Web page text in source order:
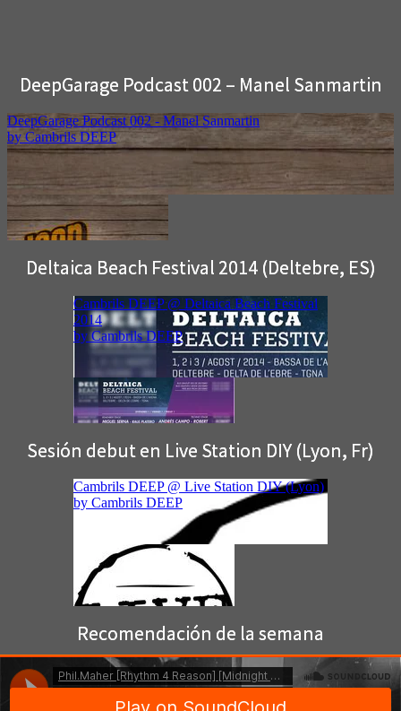
DeepGarage Podcast 002 – Manel Sanmartin
Deltaica Beach Festival 2014 (Deltebre, ES)
Sesión debut en Live Station DIY (Lyon, Fr)
Recomendación de la semana